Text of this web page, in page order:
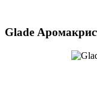
Glade